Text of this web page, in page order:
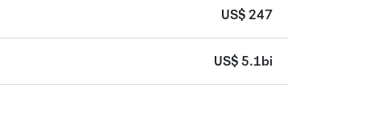
US$ 247
US$ 5.1bi